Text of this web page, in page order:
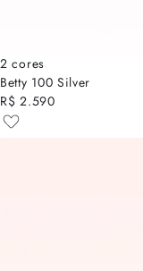
2 cores
Betty 100 Silver
R$ 2.590